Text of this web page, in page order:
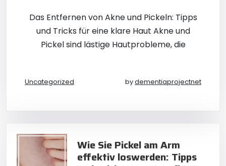
Das Entfernen von Akne und Pickeln: Tipps
und Tricks für eine klare Haut Akne und
Pickel sind lästige Hautprobleme, die
Uncategorized bydementiaprojectnet
Wie Sie Pickel am Arm
effektiv loswerden: Tipps